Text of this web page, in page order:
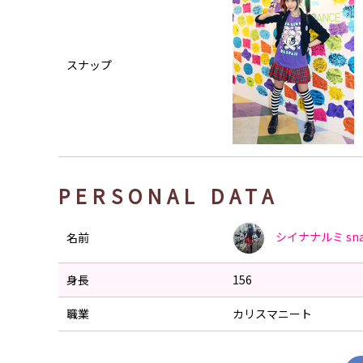
スナップ
PERSONAL DATA
名前 シイナナルミ
身長 156
職業 カリスマニート